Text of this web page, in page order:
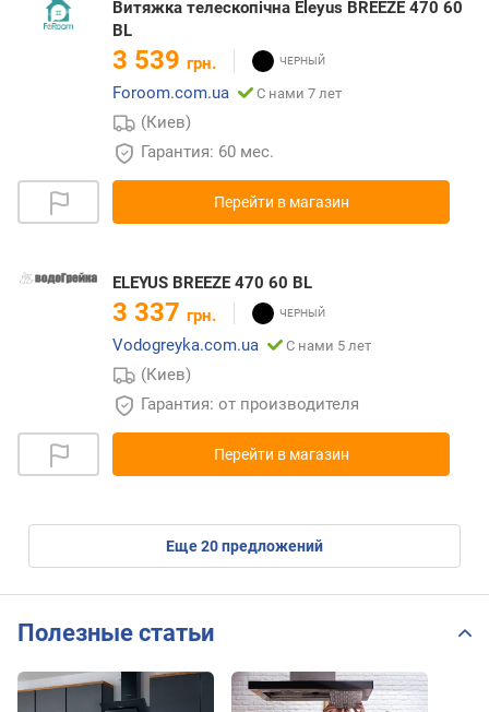
Витяжка телескопічна Eleyus BREEZE 470 60
BL
3 539 грн.
Foroom.com.ua
С нами 7 лет
(Киев)
Гарантия: 60 мес.
Перейти в магазин
ELEYUS BREEZE 470 60 BL
3 337 грн.
Vodogreyka.com.ua
С нами 5 лет
(Киев)
Гарантия: от производителя
Перейти в магазин
eще20предложений
Полезные статьи